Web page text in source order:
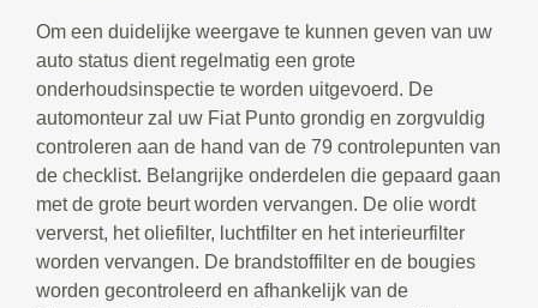
Om een duidelijke weergave te kunnen geven van uw
auto status dient regelmatig een grote
onderhoudsinspectie te worden uitgevoerd. De
automonteur zal uw Fiat Punto grondig en zorgvuldig
controleren aan de hand van de 79 controlepunten van
de checklist. Belangrijke onderdelen die gepaard gaan
met de grote beurt worden vervangen. De olie wordt
ververst, het oliefilter, luchtfilter en het interieurfilter
worden vervangen. De brandstoffilter en de bougies
worden gecontroleerd en afhankelijk van de